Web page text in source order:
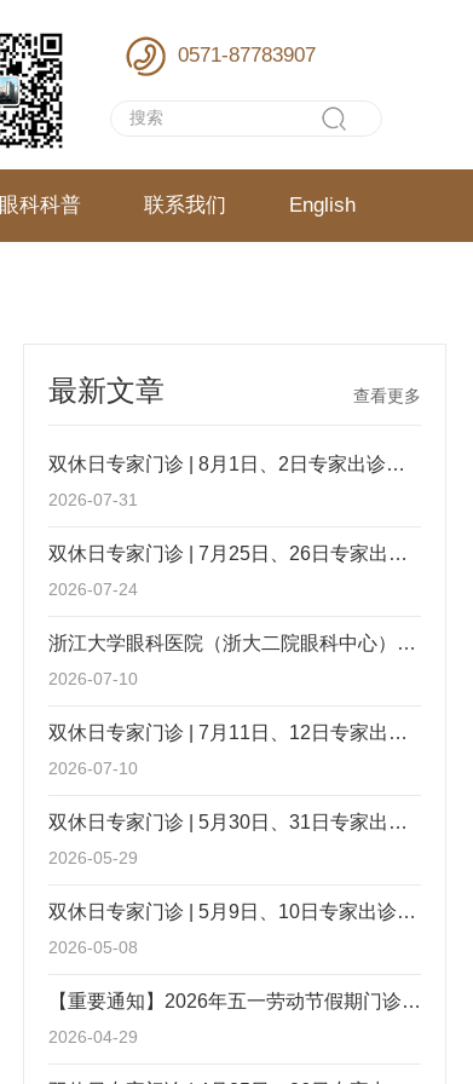
0571-87783907
眼科科普 联系我们 English
最新文章 查看更多
双休日专家门诊 | 8月1日、2日专家出诊信息
2026-07-31
双休日专家门诊 | 7月25日、26日专家出诊信息
2026-07-24
浙江大学眼科医院（浙大二院眼科中心）招聘手术室护士、导医
2026-07-10
双休日专家门诊 | 7月11日、12日专家出诊信息
2026-07-10
双休日专家门诊 | 5月30日、31日专家出诊信息
2026-05-29
双休日专家门诊 | 5月9日、10日专家出诊信息
2026-05-08
【重要通知】2026年五一劳动节假期门诊工作安排
2026-04-29